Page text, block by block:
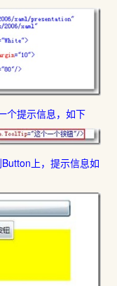
个提示信息，如下
上，提示信息如